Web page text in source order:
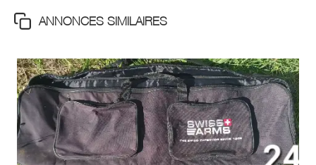
ANNONCES SIMILAIRES